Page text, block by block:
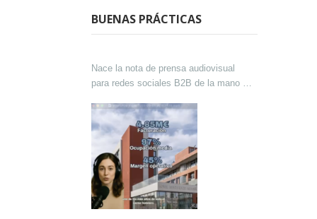
BUENAS PRÁCTICAS
Nace la nota de prensa audiovisual
para redes sociales B2B de la mano de